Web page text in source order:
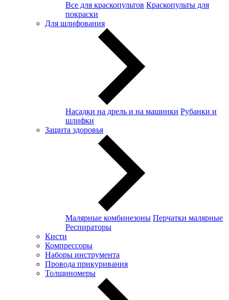
Все для краскопультов Краскопульты для
покраски
Для шлифования
Насадки на дрель и на машинки Рубанки и
шлифки
Защита здоровья
Малярные комбинезоны Перчатки малярные
Респираторы
Кисти
Компрессоры
Наборы инструмента
Провода прикуривания
Толщиномеры